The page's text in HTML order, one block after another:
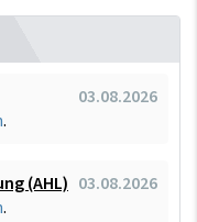
03.08.2026
.
(AHL) 03.08.2026
.